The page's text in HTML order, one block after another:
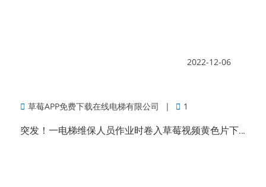
2022-12-06
草莓APP免费下载在线电梯有限公司 1
突发！一电梯维保人员作业时卷入草莓视频黄色片下载！